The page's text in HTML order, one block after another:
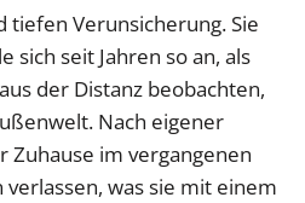
tiefen Verunsicherung. Sie
sich seit Jahren so an, als
der Distanz beobachten,
Nach eigener
Zuhause im vergangenen
was sie mit einem